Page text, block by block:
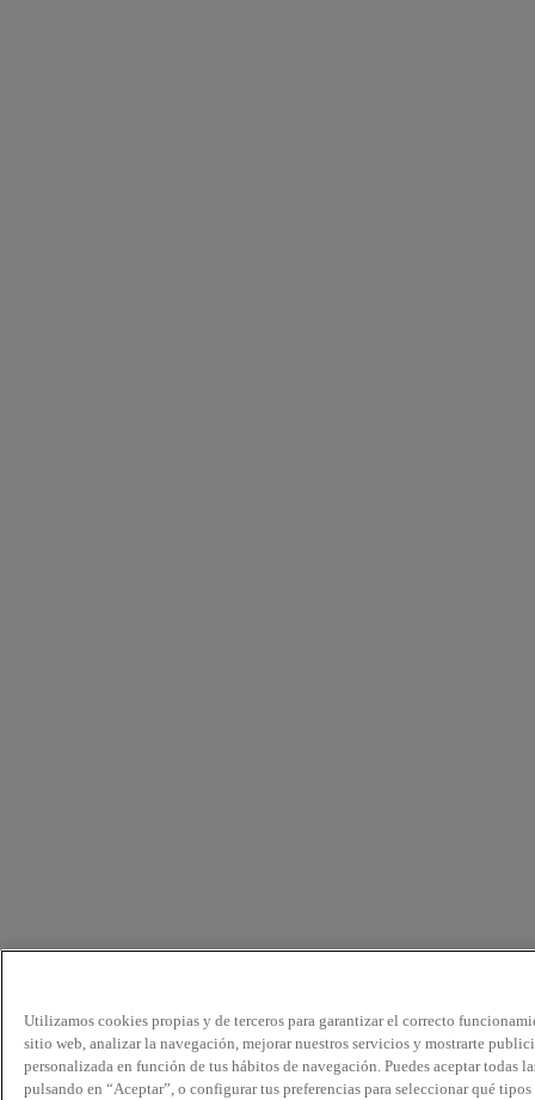
Utilizamos cookies propias y de terceros para garantizar el correcto
sitio web, analizar la navegación, mejorar nuestros servicios y mostrarte
personalizada en función de tus hábitos de navegación. Puedes aceptar todas
pulsando en “Aceptar”, o configurar tus preferencias para seleccionar qué tipos